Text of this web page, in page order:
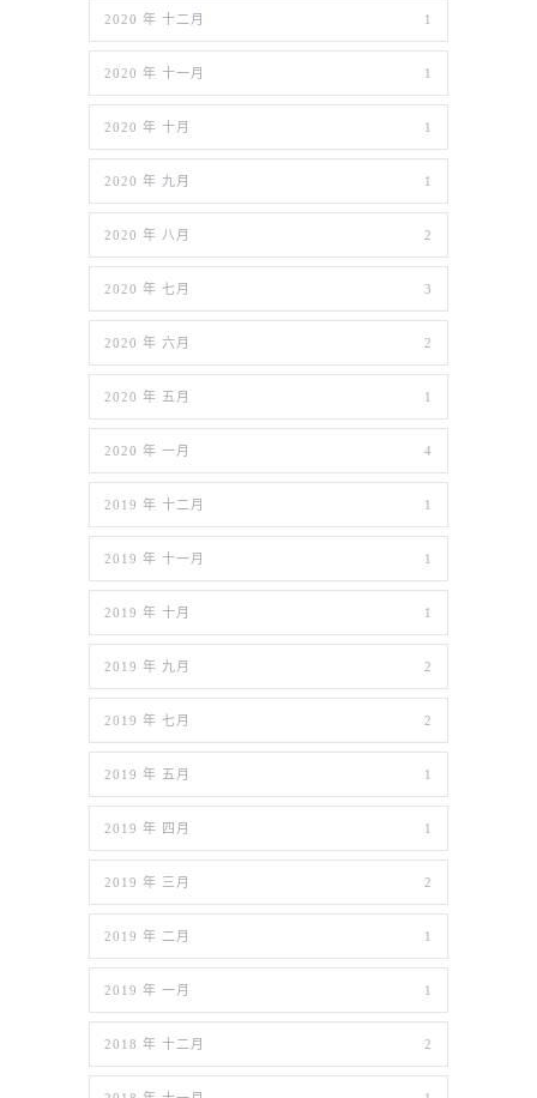
2020 年 十二月 1
2020 年 十一月 1
2020 年 十月 1
2020 年 九月 1
2020 年 八月 2
2020 年 七月 3
2020 年 六月 2
2020 年 五月 1
2020 年 一月 4
2019 年 十二月 1
2019 年 十一月 1
2019 年 十月 1
2019 年 九月 2
2019 年 七月 2
2019 年 五月 1
2019 年 四月 1
2019 年 三月 2
2019 年 二月 1
2019 年 一月 1
2018 年 十二月 2